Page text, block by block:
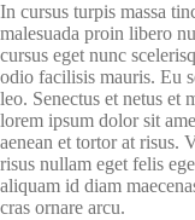
In cursus turpis massa
malesuada proin libero
cursus eget nunc
odio facilisis mauris. Eu
leo. Senectus et netus et
lorem ipsum dolor sit
aenean et tortor at risus.
risus nullam eget felis
aliquam id diam
cras ornare arcu.